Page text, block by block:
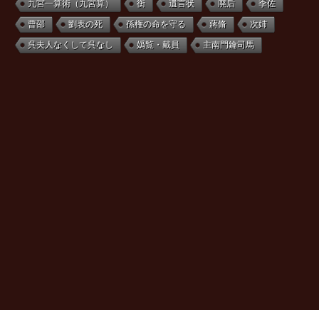
九宮一算術（九宮算） 衡 遺言状 廃后 季佐
曹邵 劉表の死 孫権の命を守る 蔣脩 次姉
呉夫人なくして呉なし 嬀覧・戴員 主南門鑰司馬